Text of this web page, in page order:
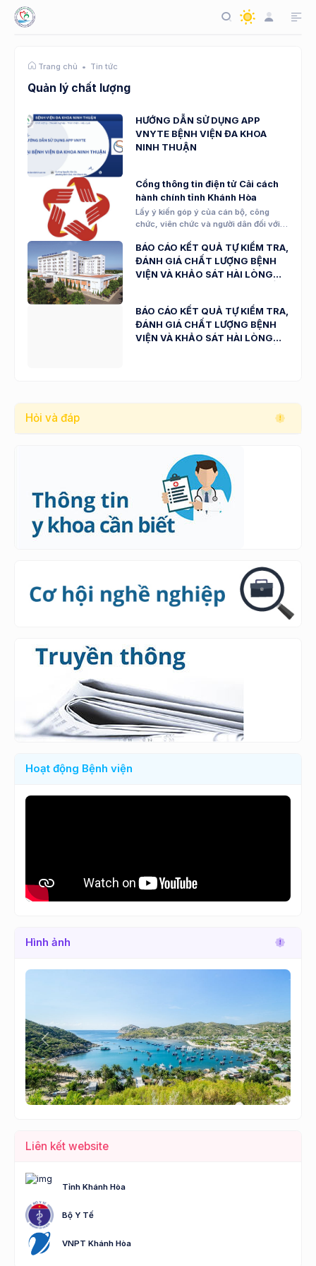
Trang chủ Tin tức
Quản lý chất lượng
HƯỚNG DẪN SỬ DỤNG APP
VNYTE BỆNH VIỆN ĐA KHOA
NINH THUẬN
Cổng thông tin điện tử Cải cách
hành chính tỉnh Khánh Hòa
Lấy ý kiến góp ý của cán bộ, công
chức, viên chức và người dân đối với
Khánh Hòa sau khi triển khai mô hình
chính quyền địa phương 02 cấp (từ
ngày 01/7/2025 đến nay)
BÁO CÁO KẾT QUẢ TỰ KIỂM TRA,
ĐÁNH GIÁ CHẤT LƯỢNG BỆNH
VIỆN VÀ KHẢO SÁT HÀI LÒNG
BÁO CÁO KẾT QUẢ TỰ KIỂM TRA,
ĐÁNH GIÁ CHẤT LƯỢNG BỆNH
VIỆN VÀ KHẢO SÁT HÀI LÒNG
Hỏi và đáp
Hoạt động Bệnh viện
Hình ảnh
Lùi Tới
Liên kết website
Tỉnh Khánh Hòa
Bộ Y Tế
VNPT Khánh Hòa